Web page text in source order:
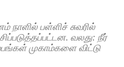
பள்ளிச் சுவரில்
வலது: நீர்
முகாம்களை விட்டு